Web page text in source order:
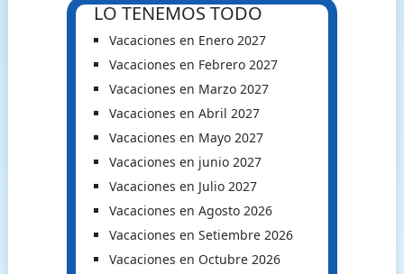
LO TENEMOS TODO
Vacaciones en Enero 2027
Vacaciones en Febrero 2027
Vacaciones en Marzo 2027
Vacaciones en Abril 2027
Vacaciones en Mayo 2027
Vacaciones en junio 2027
Vacaciones en Julio 2027
Vacaciones en Agosto 2026
Vacaciones en Setiembre 2026
Vacaciones en Octubre 2026